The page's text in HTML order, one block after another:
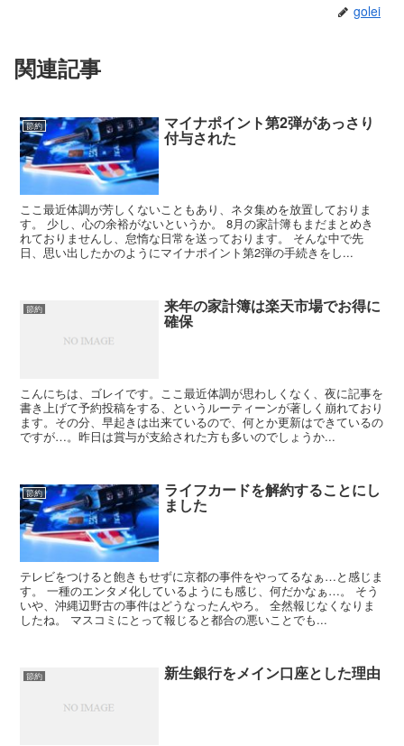
golei
関連記事
節約 マイナポイント第2弾があっさり
付与された
ここ最近体調が芳しくないこともあり、ネタ集めを放置しておりま
す。 少し、心の余裕がないというか。 8月の家計簿もまだまとめき
れておりませんし、怠惰な日常を送っております。 そんな中で先
日、思い出したかのようにマイナポイント第2弾の手続きをし...
節約 来年の家計簿は楽天市場でお得に
確保
こんにちは、ゴレイです。ここ最近体調が思わしくなく、夜に記事を
書き上げて予約投稿をする、というルーティーンが著しく崩れており
ます。その分、早起きは出来ているので、何とか更新はできているの
ですが…。昨日は賞与が支給された方も多いのでしょうか...
節約 ライフカードを解約することにし
ました
テレビをつけると飽きもせずに京都の事件をやってるなぁ…と感じま
す。 一種のエンタメ化しているようにも感じ、何だかなぁ…。 そう
いや、沖縄辺野古の事件はどうなったんやろ。 全然報じなくなりま
したね。 マスコミにとって報じると都合の悪いことでも...
節約 新生銀行をメイン口座とした理由